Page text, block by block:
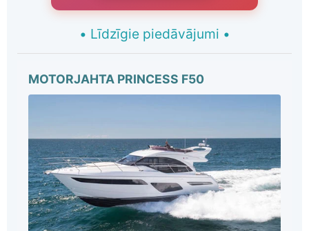
• Līdzīgie piedāvājumi •
MOTORJAHTA PRINCESS F50